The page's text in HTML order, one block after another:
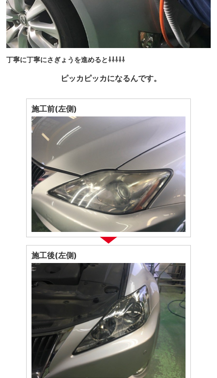
丁寧に丁寧にさぎょうを進めると⇩⇩⇩⇩⇩
ピッカピッカになるんです。
施工前(左側)
施工後(左側)